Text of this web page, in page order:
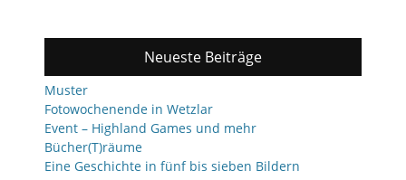
Neueste Beiträge
Muster
Fotowochenende in Wetzlar
Event – Highland Games und mehr
Bücher(T)räume
Eine Geschichte in fünf bis sieben Bildern